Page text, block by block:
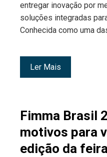
entregar inovação por
soluções integradas
Conhecida como uma
Ler Mais
Fimma Brasil
motivos para
edição da feira